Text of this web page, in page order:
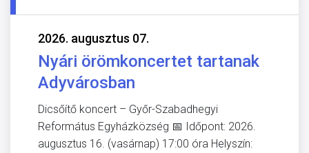
2026. augusztus 07.
Nyári örömkoncertet tartanak
Adyvárosban
Dicsőítő koncert – Győr-Szabadhegyi
Református Egyházközség 📅 Időpont: 2026.
augusztus 16. (vasárnap) 17:00 óra Helyszín: